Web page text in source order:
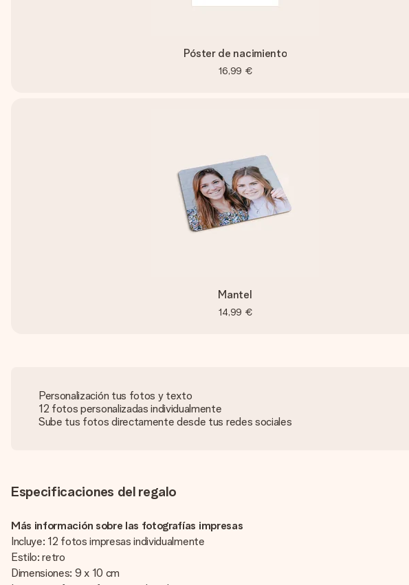
Póster de nacimiento
16,99 €
Mantel
14,99 €
Personalización tus fotos y texto
12 fotos personalizadas individualmente
Sube tus fotos directamente desde tus redes sociales
Especificaciones del regalo
Más información sobre las fotografías impresas
Incluye: 12 fotos impresas individualmente
Estilo: retro
Dimensiones: 9 x 10 cm